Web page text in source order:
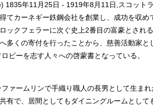
年11月25日 - 1919年8月11日,スコット
てカーネギー鉄鋼会社を創業し、成功を収め
ックフェラーに次ぐ史上2番目の富豪とされ
多くの寄付を行ったことから、慈善活動家と
ピーを志す人々への啓蒙書となっている。
ァームリンで手織り職人の長男として生まれ
有で、居間としてもダイニングルームとして